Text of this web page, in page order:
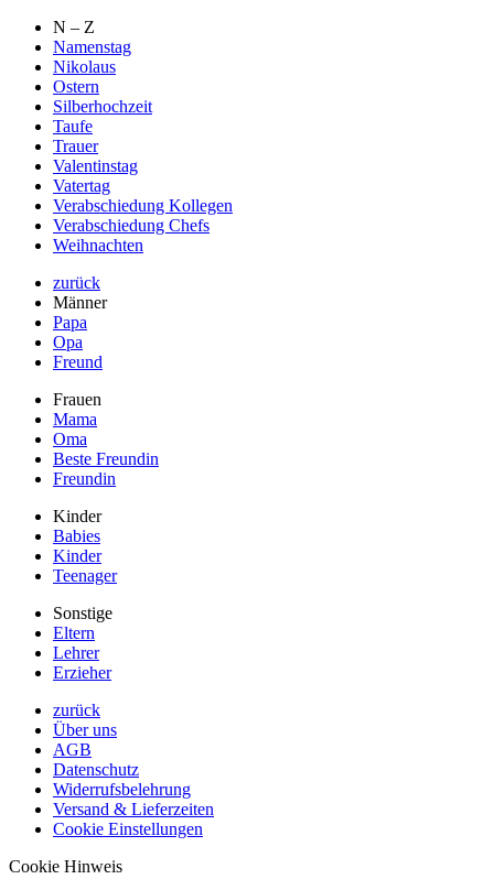
N – Z
Namenstag
Nikolaus
Ostern
Silberhochzeit
Taufe
Trauer
Valentinstag
Vatertag
Verabschiedung Kollegen
Verabschiedung Chefs
Weihnachten
zurück
Männer
Papa
Opa
Freund
Frauen
Mama
Oma
Beste Freundin
Freundin
Kinder
Babies
Kinder
Teenager
Sonstige
Eltern
Lehrer
Erzieher
zurück
Über uns
AGB
Datenschutz
Widerrufsbelehrung
Versand & Lieferzeiten
Cookie Einstellungen
Cookie Hinweis